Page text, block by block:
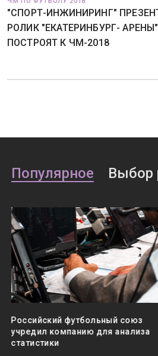
"СПОРТ-ИНЖИНИРИНГ"
РОЛИК "ЕКАТЕРИНБУРГ-
ПОСТРОЯТ К ЧМ-2018
Популярное Выбор
Российский футбольный союз
учредил компанию для анализа
статистики